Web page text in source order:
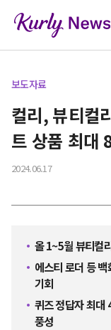
보도자료
컬리, 뷰티컬
트 상품 최대
2024.06.17
올 1~5월 뷰티컬
에스티 로더 등
기회
퀴즈 정답자 최대
풍성